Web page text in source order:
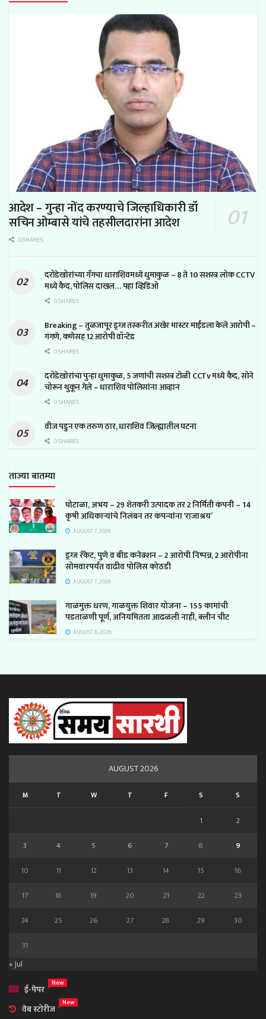
आदेश – गुन्हा नोंद करण्याचे जिल्हाधिकारी डॉ
सचिन ओम्बासे यांचे तहसीलदारांना आदेश
0 SHARES
दरोडेखोरांच्या गँगचा धाराशिवमध्ये धुमाकुळ – 8 ते 10 सशस्त्र लोक CCTV
मध्ये कैद, पोलिस दाखल… पहा व्हिडिओ
0 SHARES
Breaking – तुळजापूर ड्रग्ज तस्करीत अखेर मास्टर माईंडला केले आरोपी –
गंगणे, कणेसह 12 आरोपी वॉन्टेड
0 SHARES
दरोडेखोरांचा पुन्हा धुमाकुळ, 5 जणांची सशस्त्र टोळी CCTv मध्ये कैद, सोने
चोरून थुकून गेले – धाराशिव पोलिसांना आव्हान
0 SHARES
वीज पडुन एक तरुण ठार, धाराशिव जिल्ह्यातील घटना
0 SHARES
ताज्या बातम्या
घोटाळा, अभय – 29 शेतकरी उत्पादक तर 2 निर्मिती कंपनी – 14
कृषी अधिकाऱ्यांचे निलंबन तर कंपन्यांना ‘राजाश्रय’
AUGUST 7, 2026
ड्रग्ज रॅकेट, पुणे व बीड कनेक्शन – 2 आरोपी निष्पन्न, 2 आरोपीना
सोमवारपर्यंत वाढीव पोलिस कोठडी
AUGUST 7, 2026
गाळमुक्त धरण, गाळयुक्त शिवार योजना – 155 कामांची
पडताळणी पूर्ण, अनियमितता आढळली नाही, क्लीन चीट
AUGUST 6, 2026
AUGUST 2026
M T W T F S S
1
2
3
4 5 6 7 8
9
10
11 12 13 14 15
16
17
18 19 20 21 22
23
24
25 26 27 28 29
30
31
« Jul
ई-पेपर
New
वेब स्टोरीज New